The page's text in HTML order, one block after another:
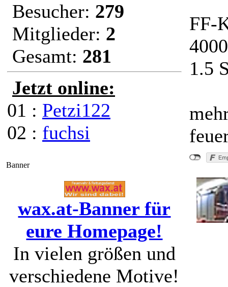
Besucher: 279
Mitglieder: 2
Gesamt: 281
Jetzt online:
01 : Petzi122
02 : fuchsi
Banner
wax.at-Banner für
eure Homepage!
In vielen größen und
verschiedene Motive!
FF-
1.5